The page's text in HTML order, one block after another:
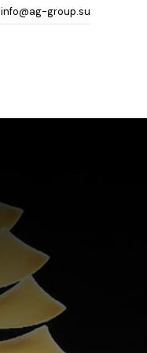
info@ag-group.su